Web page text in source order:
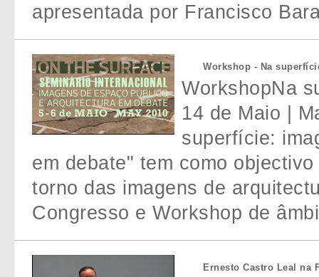
apresentada por Francisco
Workshop - Na
WorkshopNa
14 de Maio |
superfície:
em debate" tem como
torno das imagens de
Congresso e Workshop de
Ernesto Castro Leal na